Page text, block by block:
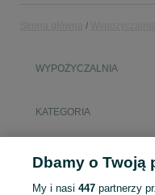
WYPOŻYCZALNIA
KATEGORIA
Mapa kategorii
Dbamy o Twoją
My i nasi447 partnerzy